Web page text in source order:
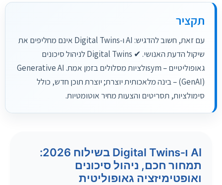
תקציר
עם זאת, חשוב להדגיש: AI ו‑Digital Twins אינם מחליפים את
שיקול הדעת האנושי. ✔ Digital Twins לניהול סיכונים
גאופוליטיים – symולציות מסלולים בזמן אמת. Generative AI
(GenAI) – בינה מלאכותית יוצרת; יוצרת תוכן חדש, כולל
סימולציות, תסריטים והצעות מחיר אוטומטיות.
AI ו‑Digital Twins בשילוח 2026:
תמחור חכם, ניהול סיכונים
ואופטימיזציה גאופוליטית